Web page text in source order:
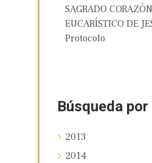
SAGRADO CORAZÓN
EUCARÍSTICO DE
Protocolo
Búsqueda por
2013
2014